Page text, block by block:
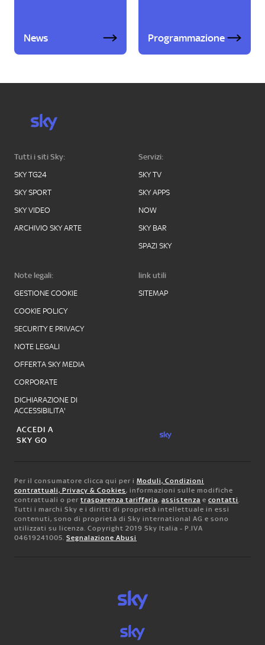
News Programmazione
Tutti i siti Sky:
SKY TG24
SKY SPORT
SKY VIDEO
ARCHIVIO SKY ARTE
Servizi:
SKY TV
SKY APPS
NOW
SKY BAR
SPAZI SKY
Note legali:
GESTIONE COOKIE
COOKIE POLICY
SECURITY E PRIVACY
NOTE LEGALI
OFFERTA SKY MEDIA
CORPORATE
DICHIARAZIONE DI
ACCESSIBILITA'
link utili
SITEMAP
ACCEDI A
SKY GO
Per il consumatore clicca qui per i Moduli, Condizioni
contrattuali, Privacy & Cookies, informazioni sulle modifiche
contrattuali o per trasparenza tariffaria, assistenza e contatti.
Tutti i marchi Sky e i diritti di proprietà intellettuale in essi
contenuti, sono di proprietà di Sky international AG e sono
utilizzati su licenza. Copyright 2019 Sky Italia - P.IVA
04619241005. Segnalazione Abusi